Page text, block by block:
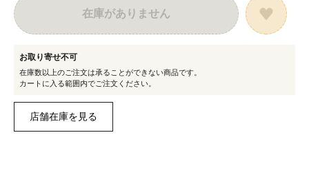
在庫がありません
お取り寄せ不可
在庫数以上のご注文は承ることができない商品です。
カートに入る範囲内でご注文ください。